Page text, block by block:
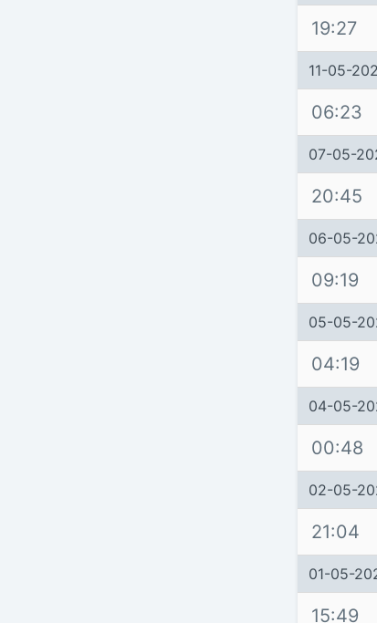
19:27
11-05-
06:23
07-05-
20:45
06-05-
09:19
05-05-
04:19
04-05-
00:48
02-05-
21:04
01-05-
15:49